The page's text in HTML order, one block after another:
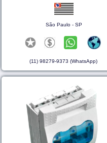
São Paulo - SP
(11) 98279-9373 (WhatsApp)